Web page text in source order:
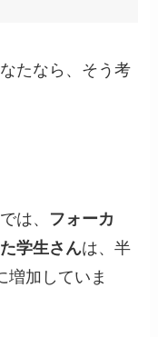
たなら、そう考
は、 フォーカ
学生さんは、半
増加していま